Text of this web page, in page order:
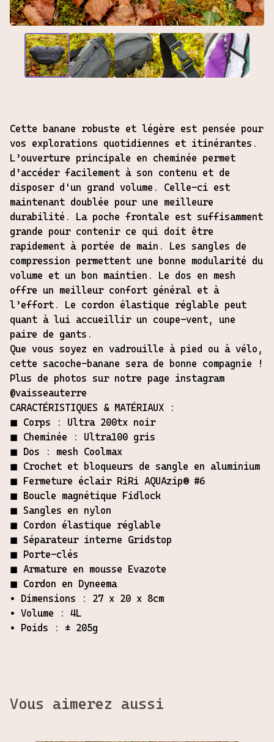
Cette banane robuste et légère est pensée pour
vos explorations quotidiennes et itinérantes.
L’ouverture principale en cheminée permet
d’accéder facilement à son contenu et de
disposer d'un grand volume. Celle-ci est
maintenant doublée pour une meilleure
durabilité. La poche frontale est suffisamment
grande pour contenir ce qui doit être
rapidement à portée de main. Les sangles de
compression permettent une bonne modularité du
volume et un bon maintien. Le dos en mesh
offre un meilleur confort général et à
l’effort. Le cordon élastique réglable peut
quant à lui accueillir un coupe-vent, une
paire de gants.
Que vous soyez en vadrouille à pied ou à vélo,
cette sacoche-banane sera de bonne compagnie !
Plus de photos sur notre page instagram
@vaisseauterre
CARACTÉRISTIQUES & MATÉRIAUX :
◼︎ Corps : Ultra 200tx noir
◼︎ Cheminée : Ultra100 gris
◼︎ Dos : mesh Coolmax
◼︎ Crochet et bloqueurs de sangle en aluminium
◼︎ Fermeture éclair RiRi AQUAzip® #6
◼︎ Boucle magnétique Fidlock
◼︎ Sangles en nylon
◼︎ Cordon élastique réglable
◼︎ Séparateur interne Gridstop
◼︎ Porte-clés
◼︎ Armature en mousse Evazote
◼︎ Cordon en Dyneema
• Dimensions : 27 x 20 x 8cm
• Volume : 4L
• Poids : ± 205g
Vous aimerez aussi